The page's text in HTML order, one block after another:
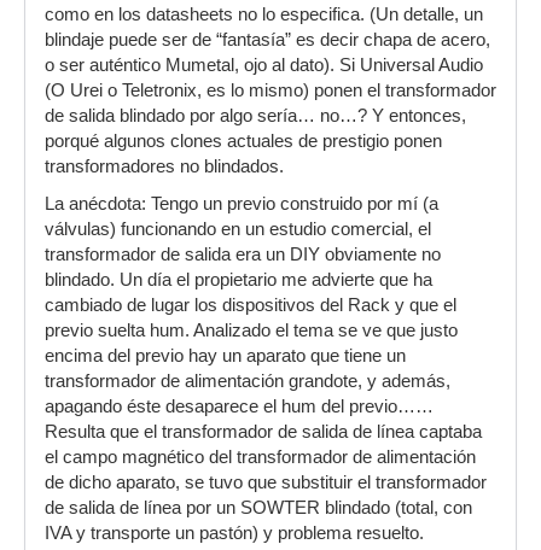
como en los datasheets no lo especifica. (Un detalle, un
blindaje puede ser de “fantasía” es decir chapa de acero,
o ser auténtico Mumetal, ojo al dato). Si Universal Audio
(O Urei o Teletronix, es lo mismo) ponen el transformador
de salida blindado por algo sería… no…? Y entonces,
porqué algunos clones actuales de prestigio ponen
transformadores no blindados.
La anécdota: Tengo un previo construido por mí (a
válvulas) funcionando en un estudio comercial, el
transformador de salida era un DIY obviamente no
blindado. Un día el propietario me advierte que ha
cambiado de lugar los dispositivos del Rack y que el
previo suelta hum. Analizado el tema se ve que justo
encima del previo hay un aparato que tiene un
transformador de alimentación grandote, y además,
apagando éste desaparece el hum del previo……
Resulta que el transformador de salida de línea captaba
el campo magnético del transformador de alimentación
de dicho aparato, se tuvo que substituir el transformador
de salida de línea por un SOWTER blindado (total, con
IVA y transporte un pastón) y problema resuelto.